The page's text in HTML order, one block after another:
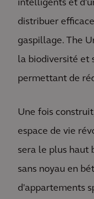
intelligents et
distribuer
gaspillage. The
la biodiversité et
permettant de
Une fois
espace de vie
sera le plus haut
sans noyau en
d'appartements